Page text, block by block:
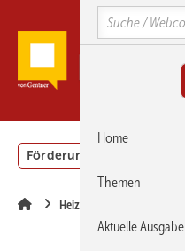
zum
zum
Förderung
Heizungsoptimierung
Search
Home
Themen
Aktuelle Ausgabe